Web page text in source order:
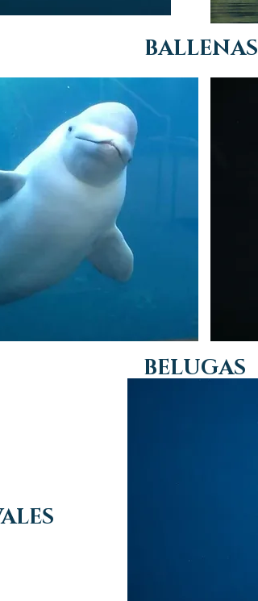
BALLENAS
BELUGAS